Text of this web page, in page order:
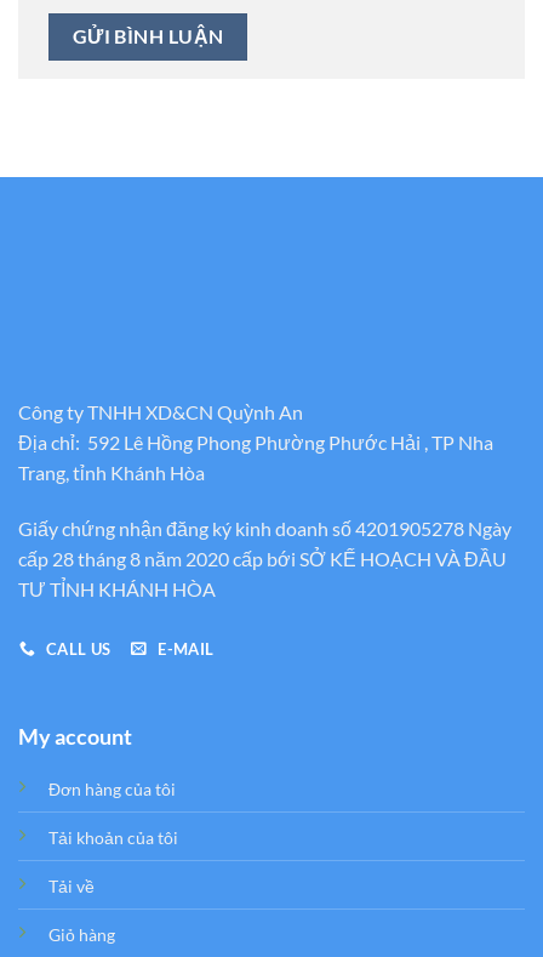
Công ty TNHH XD&CN Quỳnh An
Địa chỉ: 592 Lê Hồng Phong Phường Phước Hải , TP Nha
Trang, tỉnh Khánh Hòa
Giấy chứng nhận đăng ký kinh doanh số 4201905278 Ngày
cấp 28 tháng 8 năm 2020 cấp bới SỞ KẾ HOẠCH VÀ ĐẦU
TƯ TỈNH KHÁNH HÒA
CALL US E-MAIL
My account
Đơn hàng của tôi
Tải khoản của tôi
Tải về
Giỏ hàng